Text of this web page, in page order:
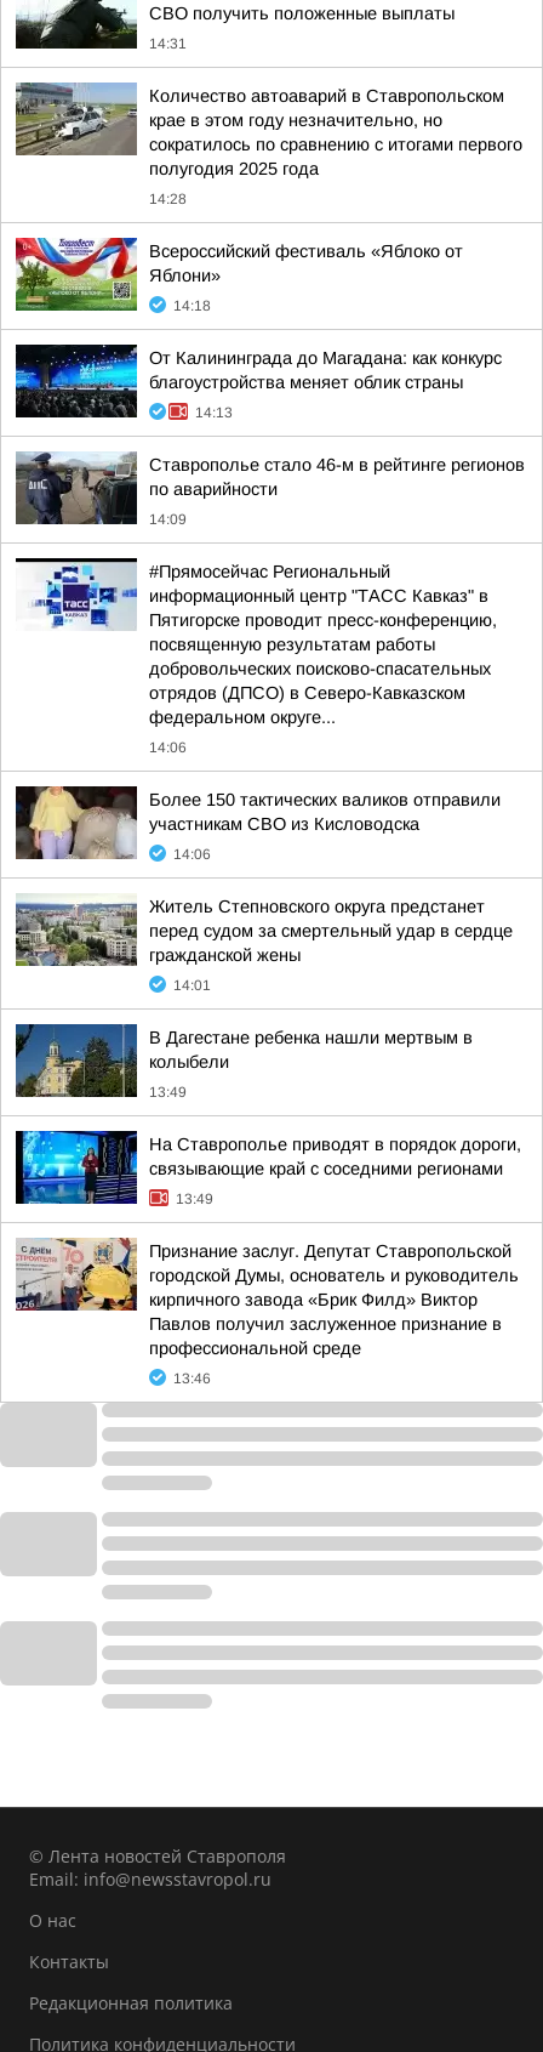
СВО получить положенные выплаты
14:31
Количество автоаварий в Ставропольском
крае в этом году незначительно, но
сократилось по сравнению с итогами первого
полугодия 2025 года
14:28
Всероссийский фестиваль «Яблоко от
Яблони»
14:18
От Калининграда до Магадана: как конкурс
благоустройства меняет облик страны
14:13
Ставрополье стало 46-м в рейтинге регионов
по аварийности
14:09
#Прямосейчас Региональный
информационный центр "ТАСС Кавказ" в
Пятигорске проводит пресс-конференцию,
посвященную результатам работы
добровольческих поисково-спасательных
отрядов (ДПСО) в Северо-Кавказском
федеральном округе...
14:06
Более 150 тактических валиков отправили
участникам СВО из Кисловодска
14:06
Житель Степновского округа предстанет
перед судом за смертельный удар в сердце
гражданской жены
14:01
В Дагестане ребенка нашли мертвым в
колыбели
13:49
На Ставрополье приводят в порядок дороги,
связывающие край с соседними регионами
13:49
Признание заслуг. Депутат Ставропольской
городской Думы, основатель и руководитель
кирпичного завода «Брик Филд» Виктор
Павлов получил заслуженное признание в
профессиональной среде
13:46
© Лента новостей Ставрополя
Email: info@newsstavropol.ru
О нас
Контакты
Редакционная политика
Политика конфиденциальности